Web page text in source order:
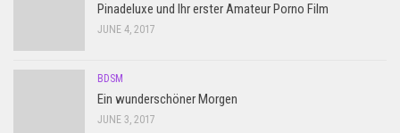
Pinadeluxe und Ihr erster Amateur Porno Film
JUNE 4, 2017
BDSM
Ein wunderschöner Morgen
JUNE 3, 2017